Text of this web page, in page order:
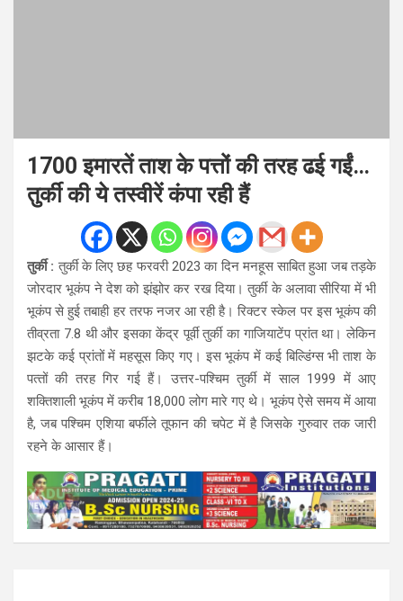
1700 इमारतें ताश के पत्तों की तरह ढई गईं…
तुर्की की ये तस्वीरें कंपा रही हैं
तुर्की : तुर्की के लिए छह फरवरी 2023 का दिन मनहूस साबित हुआ जब तड़के
जोरदार भूकंप ने देश को झंझोर कर रख दिया। तुर्की के अलावा सीरिया में भी
भूकंप से हुई तबाही हर तरफ नजर आ रही है। रिक्‍टर स्‍केल पर इस भूकंप की
तीव्रता 7.8 थी और इसका केंद्र पूर्वी तुर्की का गाजियाटेंप प्रांत था। लेकिन
झटके कई प्रांतों में महसूस किए गए। इस भूकंप में कई बिल्डिंग्‍स भी ताश के
पत्‍तों की तरह गिर गई हैं। उत्तर-पश्चिम तुर्की में साल 1999 में आए
शक्तिशाली भूकंप में करीब 18,000 लोग मारे गए थे। भूकंप ऐसे समय में आया
है, जब पश्चिम एशिया बर्फीले तूफान की चपेट में है जिसके गुरुवार तक जारी
रहने के आसार हैं।